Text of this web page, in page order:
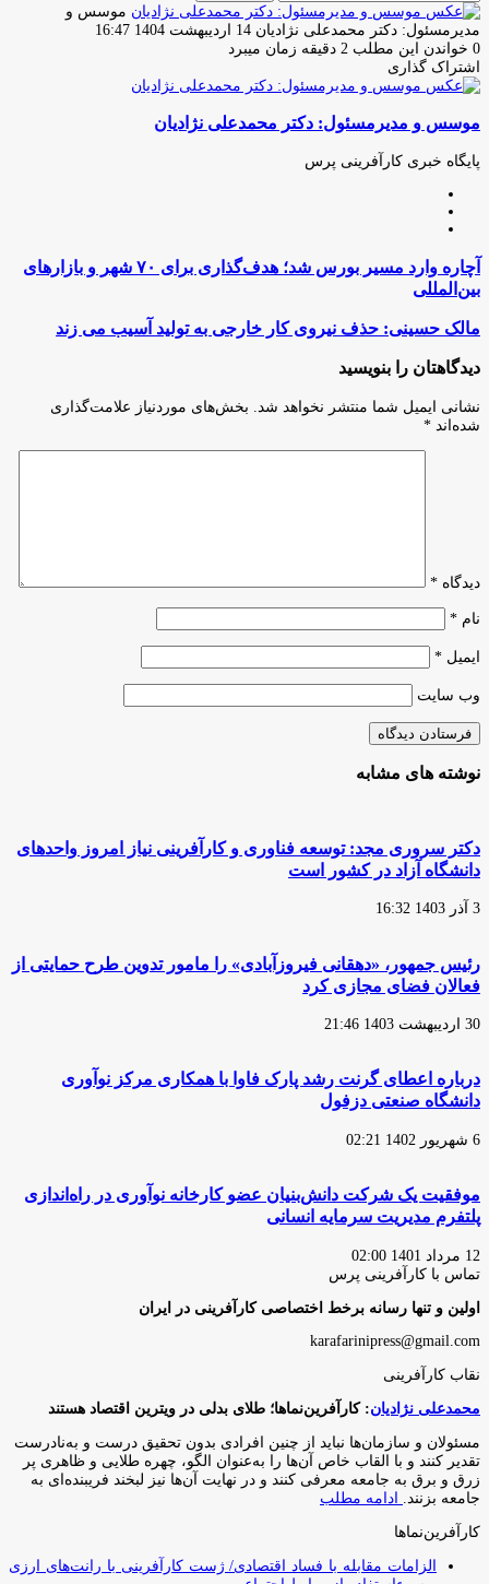
موسس و
مدیرمسئول: دکتر محمدعلی نژادیان ارسال
ایمیل
14 اردیبهشت 1404 16:47
0 خواندن این مطلب 2 دقیقه زمان میبرد
اشتراک گذاری
فیس
توئیتر
لینکدین
واتس
تلگرام
اشتراک
از
ایمیل
چاپ
موسس و مدیرمسئول: دکتر محمدعلی نژادیان
پایگاه خبری کارآفرینی پرس
آچاره
وارد
مسیر
بورس
شد؛
هدف‌گذاری
برای
شهر
و
آچاره وارد مسیر بورس شد؛ هدف‌گذاری برای ۷۰ شهر و بازارهای
بین‌المللی
مالک
حذف
کار
خارجی
مالک حسینی: حذف نیروی کار خارجی به تولید آسیب می زند
دیدگاهتان را بنویسید
نشانی ایمیل شما منتشر نخواهد شد.
بخش‌های موردنیاز علامت‌گذاری
شده‌اند *
دیدگاه *
نام *
ایمیل *
وب‌ سایت
نوشته های مشابه
دکتر سروری مجد: توسعه فناوری و کارآفرینی نیاز امروز واحدهای
دانشگاه آزاد در کشور است
3 آذر 1403 16:32
رئیس‌ جمهور، «دهقانی فیروزآبادی» را مامور تدوین طرح حمایتی از
فعالان فضای مجازی کرد
30 اردیبهشت 1403 21:46
درباره اعطای گرنت رشد پارک فاوا با همکاری مرکز نوآوری
دانشگاه صنعتی دزفول
6 شهریور 1402 02:21
موفقیت یک شرکت دانش‌بنیان عضو کارخانه نوآوری در راه‌اندازی
پلتفرم مدیریت سرمایه انسانی
12 مرداد 1401 02:00
تماس با کارآفرینی پرس
اولین و تنها رسانه برخط اختصاصی کارآفرینی در ایران
karafarinipress@gmail.com
نقاب کارآفرینی
محمدعلی نژادیان: کارآفرین‌نماها؛ طلای بدلی در ویترین اقتصاد هستند
مسئولان و سازمان‌ها نباید از چنین افرادی بدون تحقیق درست و به‌نادرست
تقدیر کنند و با القاب خاص آ‌ن‌ها را به‌عنوان الگو، چهره طلایی و ظاهری پر
زرق و برق به جامعه معرفی کنند و در نهایت آن‌ها نیز لبخند فریبنده‌ای به
جامعه بزنند.
ادامه مطلب
کارآفرین‌نماها
الزامات مقابله با فساد اقتصادی/ ژست کارآفرینی با رانت‌های ارزی